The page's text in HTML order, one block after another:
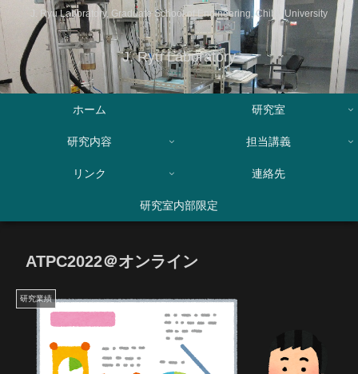
J. Ryu Laboratory, Graduate School of Engineering, Chiba University
J. Ryu Laboratory
ホーム 研究室
研究内容 担当講義
リンク 連絡先
研究室内部限定
ATPC2022＠オンライン
研究業績